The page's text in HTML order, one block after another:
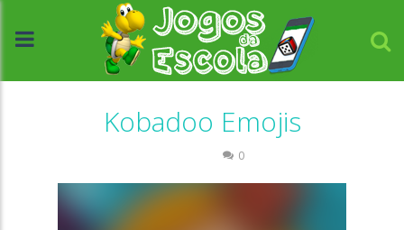
Kobadoo Emojis
0